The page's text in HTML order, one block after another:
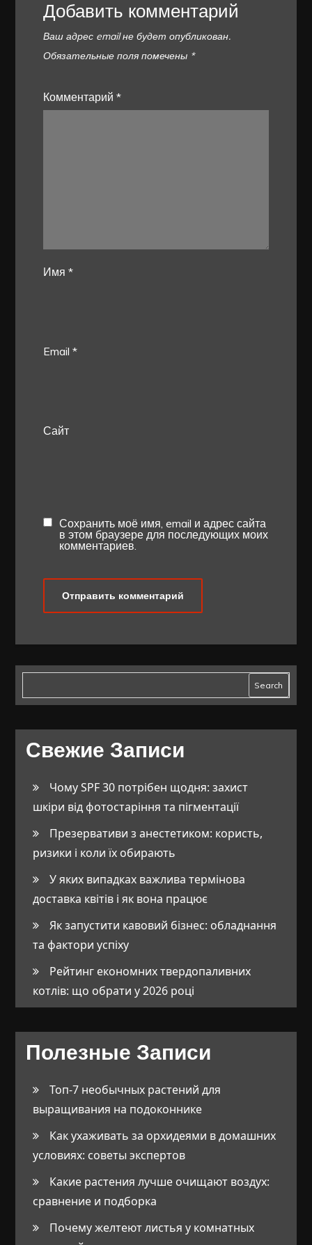
Добавить комментарий
Ваш адрес email не будет опубликован.
Обязательные поля помечены *
Комментарий*
Имя*
Email*
Сайт
Сохранить моё имя, email и адрес сайта
в этом браузере для последующих моих
комментариев.
Search
Свежие Записи
Чому SPF 30 потрібен щодня: захист
шкіри від фотостаріння та пігментації
Презервативи з анестетиком: користь,
ризики і коли їх обирають
У яких випадках важлива термінова
доставка квітів і як вона працює
Як запустити кавовий бізнес: обладнання
та фактори успіху
Рейтинг економних твердопаливних
котлів: що обрати у 2026 році
Полезные Записи
Топ-7 необычных растений для
выращивания на подоконнике
Как ухаживать за орхидеями в домашних
условиях: советы экспертов
Какие растения лучше очищают воздух:
сравнение и подборка
Почему желтеют листья у комнатных